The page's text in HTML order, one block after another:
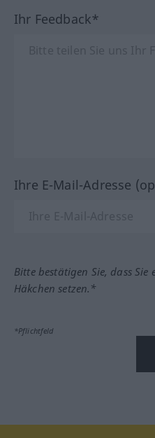
Ihr Feedback*
Ihre E-Mail-Adresse
Bitte bestätigen Sie, dass
Häkchen setzen.*
*Pflichtfeld